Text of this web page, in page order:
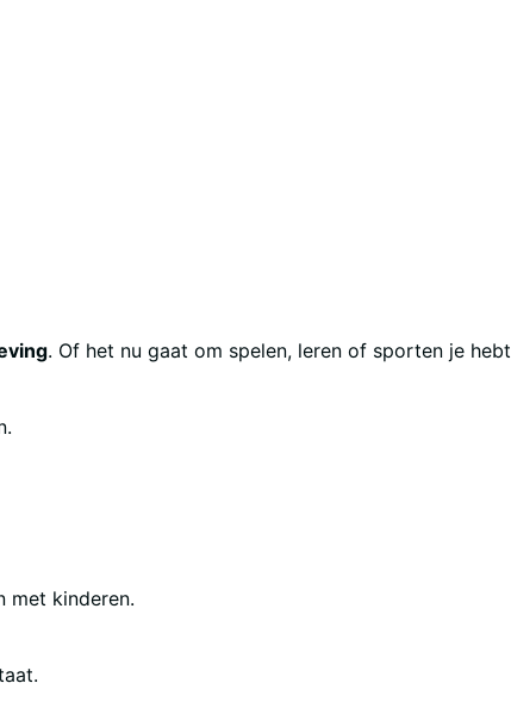
. Of het nu gaat om spelen, leren of sporten je hebt
met kinderen.